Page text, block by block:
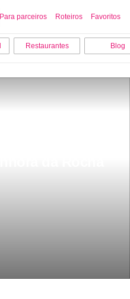
Para parceiros Roteiros Favoritos
Restaurantes Blog